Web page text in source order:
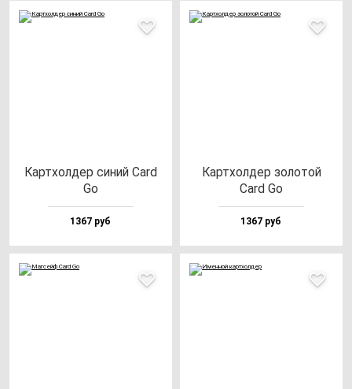
Кар­тхол­дер си­ний Card
Go
1367 руб
Кар­тхол­дер зо­ло­той
Card Go
1367 руб